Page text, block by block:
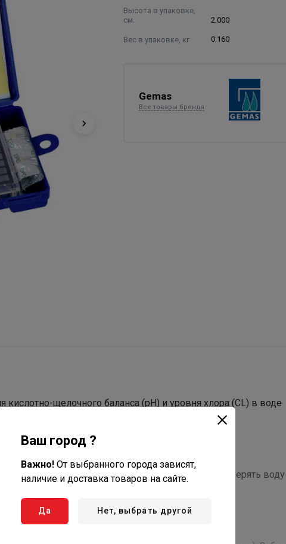
Высота в упаковке,
см.
2.000
Вес в упаковке, кг 0.160
Gemas
Все товары бренда
кислотно-щелочного баланса (рН) и уровня хлора (CL) в воде
10 таблеток DPD№1 (измерение CL).
проводить тестирование состава воды. Проверять воду
Ваш город ?
Важно! От выбранного города зависят,
наличие и доставка товаров на сайте.
Да Нет, выбрать другой